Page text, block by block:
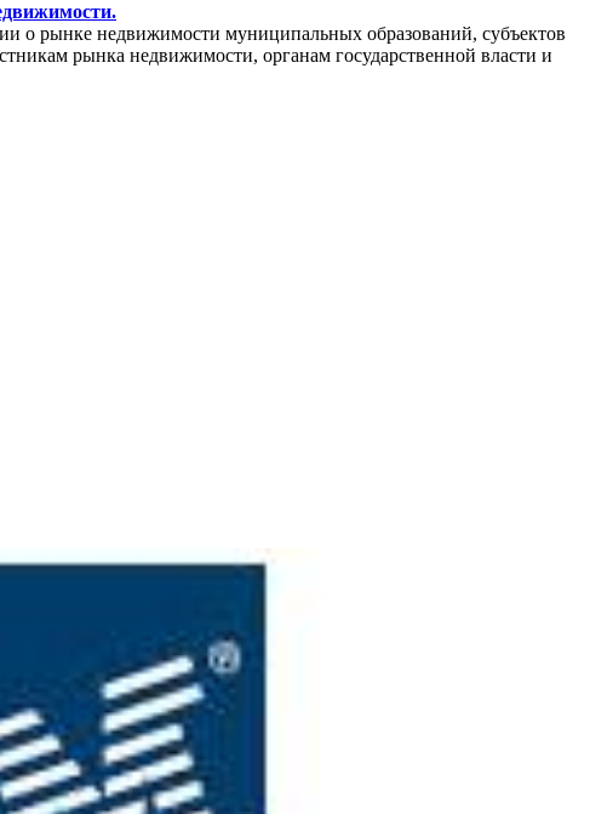
о рынке недвижимости муниципальных образований, субъектов
рынка недвижимости, органам государственной власти и